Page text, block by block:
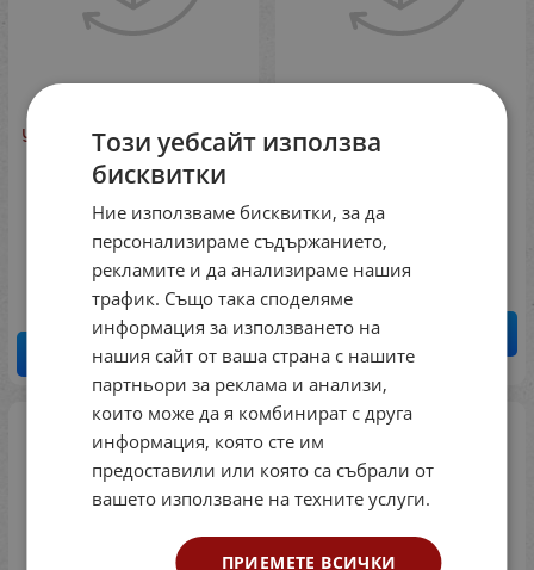
упражнения и задачи за
проверка по български
език 1 клас, 1 част -
(Слово)
Код: 05010061
€ / 3.50 лв.
КУПИ
Варианти за писмена
език за 3 клас По
Код: 050301
1.53 €
КУПИ
Този уебсайт използва
бисквитки
Ние използваме бисквитки, за да
персонализираме съдържанието,
рекламите и да анализираме нашия
трафик. Също така споделяме
информация за използването на
нашия сайт от ваша страна с нашите
партньори за реклама и анализи,
които може да я комбинират с друга
информация, която сте им
предоставили или която са събрали от
вашето използване на техните услуги.
ПРИЕМЕТЕ ВСИЧКИ